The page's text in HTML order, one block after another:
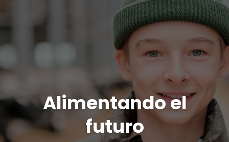
Alimentando el
futuro